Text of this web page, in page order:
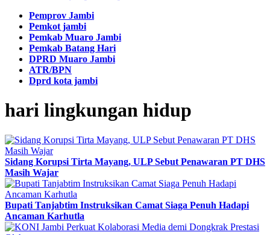
Pemprov Jambi
Pemkot jambi
Pemkab Muaro Jambi
Pemkab Batang Hari
DPRD Muaro Jambi
ATR/BPN
Dprd kota jambi
hari lingkungan hidup
Sidang Korupsi Tirta Mayang, ULP Sebut Penawaran PT DHS
Masih Wajar
Bupati Tanjabtim Instruksikan Camat Siaga Penuh Hadapi
Ancaman Karhutla